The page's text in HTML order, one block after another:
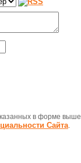
в форме выше
Сайта.